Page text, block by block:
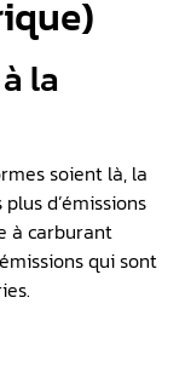
la
soient là, la
d’émissions
à carburant
qui sont